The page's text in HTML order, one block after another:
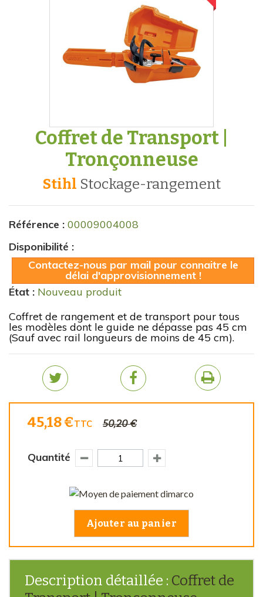
Coffret de Transport |
Tronçonneuse
Stihl stockage-rangement
Référence : 00009004008
Disponibilité :
Contactez-nous par mail pour connaitre le
délai d'approvisionnement !
État : Nouveau produit
Coffret de rangement et de transport pour tous
les modèles dont le guide ne dépasse pas 45 cm
(Sauf avec rail longueurs de moins de 45 cm).
45,18 €TTC 50,20 €
Quantité
Ajouter au panier
Description détaillée : Coffret de